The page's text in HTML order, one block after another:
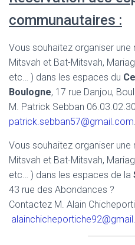
communautaires :
Vous souhaitez organiser une
Mitsvah et Bat-Mitsvah,
etc… ) dans les espaces du
Boulogne, 17 rue Danjou,
M. Patrick Sebban
patrick.sebban57@gmail.com
Vous souhaitez organiser une
Mitsvah et Bat-Mitsvah,
etc… ) dans les espaces de la
43 rue des Abondances ?
Contactez M. Alain